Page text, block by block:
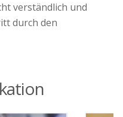
verständlich und
durch den